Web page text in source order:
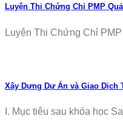
Luyện Thi Chứng Chỉ PMP
Luyện Thi Chứng Chỉ
Xây Dựng Dự Án và Giao Dịch
I. Mục tiêu sau khóa học